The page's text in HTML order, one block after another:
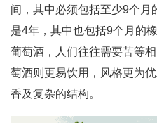
间，其中必须包括至少9个月
是4年，其中也包括9个月的
葡萄酒，人们往往需要苦等
萄酒则更易饮用，风格更为
香及复杂的结构。